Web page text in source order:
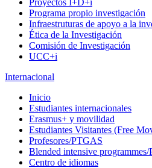
Proyectos I+D+i
Programa propio investigación
Infraestruturas de apoyo a la
Ética de la Investigación
Comisión de Investigación
UCC+i
Internacional
Inicio
Estudiantes internacionales
Erasmus+ y movilidad
Estudiantes Visitantes (Free
Profesores/PTGAS
Blended intensive
Centro de idiomas